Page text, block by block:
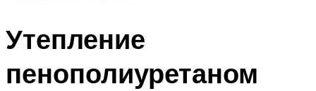
Утепление
пенополиуретаном